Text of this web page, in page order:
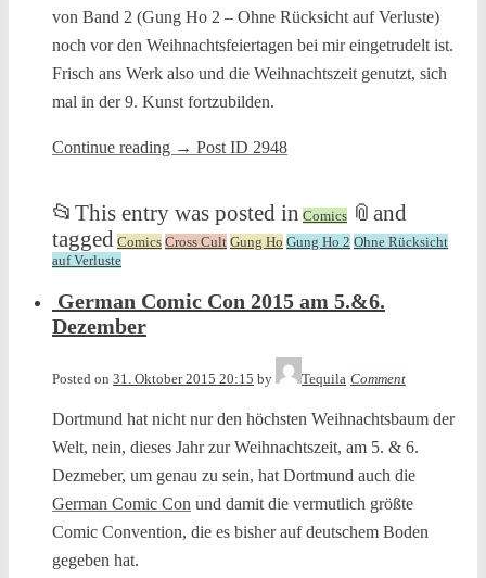
von Band 2 (Gung Ho 2 – Ohne Rücksicht auf Verluste)
noch vor den Weihnachtsfeiertagen bei mir eingetrudelt ist.
Frisch ans Werk also und die Weihnachtszeit genutzt, sich
mal in der 9. Kunst fortzubilden.
Continue reading → Post ID 2948
📂 This entry was posted in Comics 📎 and
tagged Comics Cross Cult Gung Ho Gung Ho 2 Ohne Rücksicht
auf Verluste
German Comic Con 2015 am 5.&6.
Dezember
Posted on 31. Oktober 2015 20:15 by Tequila Comment
Dortmund hat nicht nur den höchsten Weihnachtsbaum der
Welt, nein, dieses Jahr zur Weihnachtszeit, am 5. & 6.
Dezmeber, um genau zu sein, hat Dortmund auch die
German Comic Con und damit die vermutlich größte
Comic Convention, die es bisher auf deutschem Boden
gegeben hat.